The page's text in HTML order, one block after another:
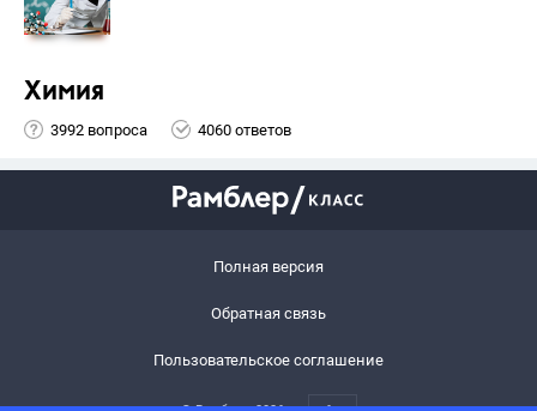
Химия
3992 вопроса 4060 ответов
Полная версия
Обратная связь
Пользовательское соглашение